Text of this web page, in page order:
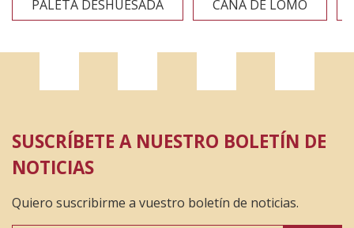
PALETA DESHUESADA CAÑA DE LOMO
SUSCRÍBETE A NUESTRO BOLETÍN DE
NOTICIAS
Quiero suscribirme a vuestro boletín de noticias.